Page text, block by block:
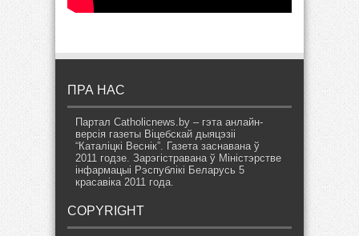
ПРА НАС
Партал Catholicnews.by – гэта анлайн-
версія газеты Віцебскай дыяцэзіі
“Каталіцкі Веснік”. Газета заснавана ў
2011 годзе. Зарэгістравана ў Міністэрстве
інфармацыі Рэспублікі Беларусь 5
красавіка 2011 года.
COPYRIGHT